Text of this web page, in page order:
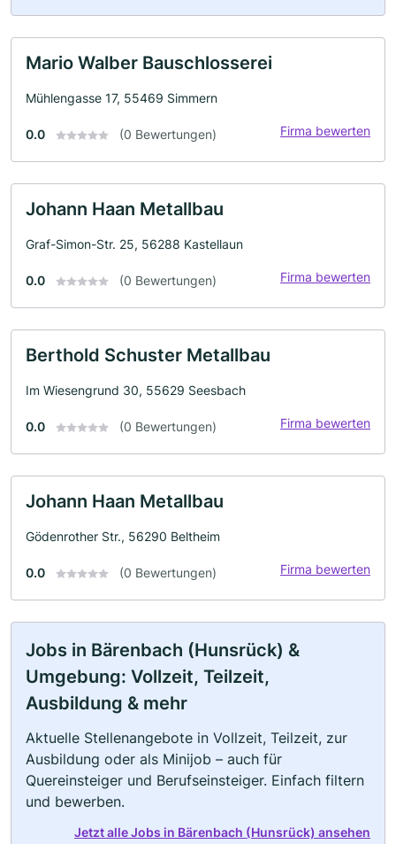
Mario Walber Bauschlosserei
Mühlengasse 17, 55469 Simmern
0.0 (0 Bewertungen) Firma bewerten
Johann Haan Metallbau
Graf-Simon-Str. 25, 56288 Kastellaun
0.0 (0 Bewertungen) Firma bewerten
Berthold Schuster Metallbau
Im Wiesengrund 30, 55629 Seesbach
0.0 (0 Bewertungen) Firma bewerten
Johann Haan Metallbau
Gödenrother Str., 56290 Beltheim
0.0 (0 Bewertungen) Firma bewerten
Jobs in Bärenbach (Hunsrück) &
Umgebung: Vollzeit, Teilzeit,
Ausbildung & mehr
Aktuelle Stellenangebote in Vollzeit, Teilzeit, zur
Ausbildung oder als Minijob – auch für
Quereinsteiger und Berufseinsteiger. Einfach filtern
und bewerben.
Jetzt alle Jobs in Bärenbach (Hunsrück) ansehen